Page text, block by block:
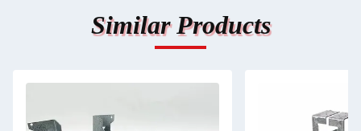
Similar Products